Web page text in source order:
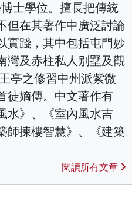
士學位。擅長把傳統
但在其著作中廣泛討論
實踐，其中包括屯門妙
灣及赤柱私人别墅及觀
亭之修習中州派紫微
徒嫡傳。中文著作有
水》、《室內風水吉
師揀樓智慧》、《建築
閱讀所有文章